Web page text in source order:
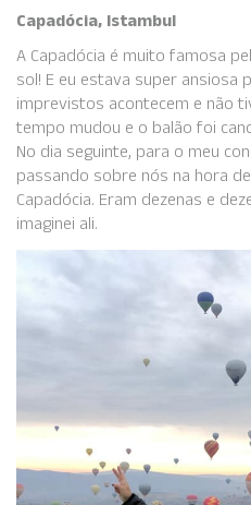
Capadócia, Istambul
A Capadócia é muito famosa
sol! E eu estava super ansiosa
imprevistos acontecem e não
tempo mudou e o balão foi
No dia seguinte, para o meu
passando sobre nós na hora
Capadócia. Eram dezenas e
imaginei ali.